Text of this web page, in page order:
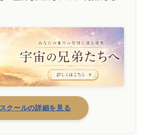
スクールの詳細を見る